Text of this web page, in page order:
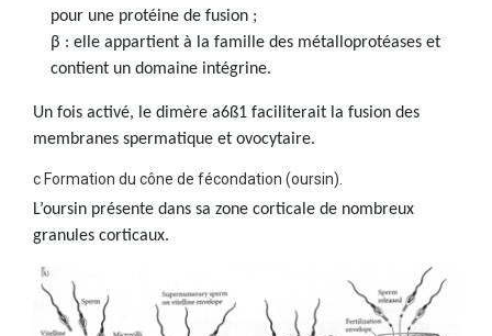
pour une protéine de fusion ;
β : elle appartient à la famille des métalloprotéases et
contient un domaine intégrine.
Un fois activé, le dimère a6ß1 faciliterait la fusion des
membranes spermatique et ovocytaire.
c Formation du cône de fécondation (oursin).
L’oursin présente dans sa zone corticale de nombreux
granules corticaux.